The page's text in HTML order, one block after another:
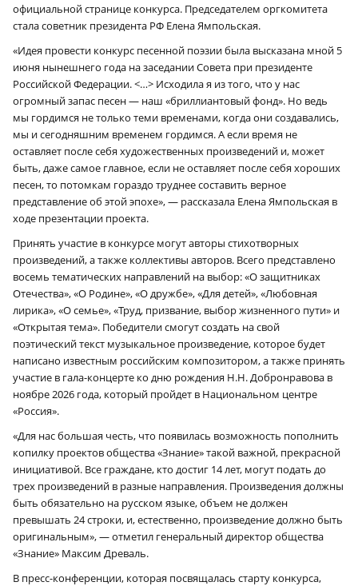
официальной странице конкурса. Председателем оргкомитета
стала советник президента РФ Елена Ямпольская.
«Идея провести конкурс песенной поэзии была высказана мной 5
июня нынешнего года на заседании Совета при президенте
Российской Федерации. <…> Исходила я из того, что у нас
огромный запас песен — наш «бриллиантовый фонд». Но ведь
мы гордимся не только теми временами, когда они создавались,
мы и сегодняшним временем гордимся. А если время не
оставляет после себя художественных произведений и, может
быть, даже самое главное, если не оставляет после себя хороших
песен, то потомкам гораздо труднее составить верное
представление об этой эпохе», — рассказала Елена Ямпольская в
ходе презентации проекта.
Принять участие в конкурсе могут авторы стихотворных
произведений, а также коллективы авторов. Всего представлено
восемь тематических направлений на выбор: «О защитниках
Отечества», «О Родине», «О дружбе», «Для детей», «Любовная
лирика», «О семье», «Труд, призвание, выбор жизненного пути» и
«Открытая тема». Победители смогут создать на свой
поэтический текст музыкальное произведение, которое будет
написано известным российским композитором, а также принять
участие в гала-концерте ко дню рождения Н.Н. Добронравова в
ноябре 2026 года, который пройдет в Национальном центре
«Россия».
«Для нас большая честь, что появилась возможность пополнить
копилку проектов общества «Знание» такой важной, прекрасной
инициативой. Все граждане, кто достиг 14 лет, могут подать до
трех произведений в разные направления. Произведения должны
быть обязательно на русском языке, объем не должен
превышать 24 строки, и, естественно, произведение должно быть
оригинальным», — отметил генеральный директор общества
«Знание» Максим Древаль.
В пресс-конференции, которая посвящалась старту конкурса,